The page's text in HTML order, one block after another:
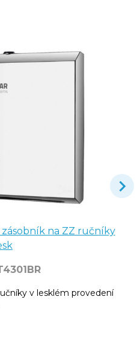
zásobník na ZZ ručníky
v lesklém provedení